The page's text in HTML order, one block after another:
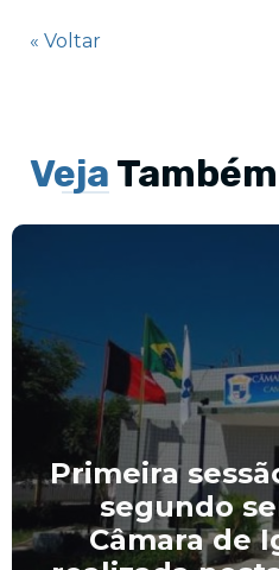
« Voltar
Veja Também
Primeira
segundo
Câmara de